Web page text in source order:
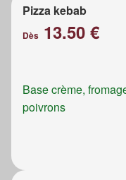
Pizza kebab
Dès 13.50 €
Base crème,
poivrons